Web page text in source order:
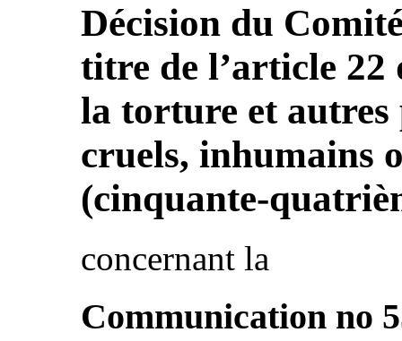
Décision du
titre de l’article 22
la torture et autres
cruels, inhumains
(cinquante-
concernant la
Communication no